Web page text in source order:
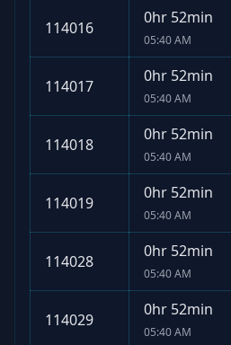
114016
0hr 52min
05:40 AM
114017
0hr 52min
05:40 AM
114018
0hr 52min
05:40 AM
114019
0hr 52min
05:40 AM
114028
0hr 52min
05:40 AM
114029
0hr 52min
05:40 AM